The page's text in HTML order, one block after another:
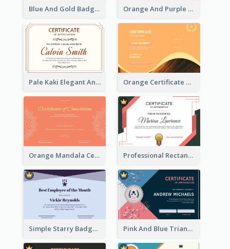
Blue And Gold Badge Appreciation Certificate Orange And Purple Pattern Certificate
Pale Kaki Elegant And Classic Certificate Design Orange Certificate Design Of Appreciation Of Wood Texture
Orange Mandala Certificate Of Completion Professional Rectangular Border Certificate Design Ideas
Simple Starry Badge Modern Certificate Design Pink And Blue Triangles Confetti Celebration Certificate